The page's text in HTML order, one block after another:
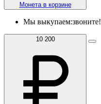
Монета в корзине
Мы выкупаем:звоните!
10 200